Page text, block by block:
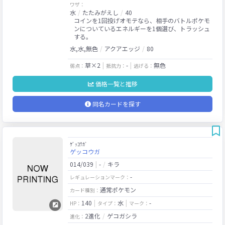
ワザ：
水 たたみがえし
40
コインを1回投げオモテなら、相手のバトルポケモ
ンについているエネルギーを1個選び、トラッシュ
する。
水,水,無色
アクアエッジ 80
弱点： 草×2 抵抗力： - 逃げる： 無色
価格一覧と推移
同名カードを探す
ｹﾞｯｺｳｶﾞ
ゲッコウガ
014/039
- キラ
レギュレーションマーク： -
カード種別： 通常ポケモン
HP： 140 タイプ： 水 マーク： -
進化： 2進化 ゲコガシラ